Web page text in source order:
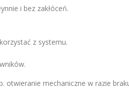
i bez zakłóceń.
z systemu.
otwieranie mechaniczne w razie